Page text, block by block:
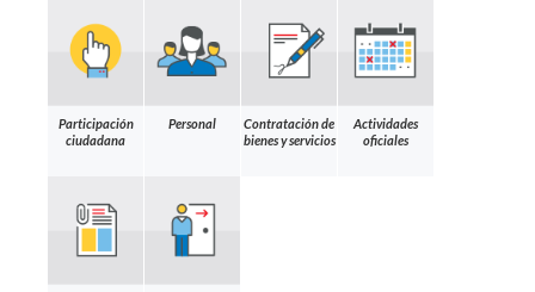
Participación
ciudadana
Personal
Contratación de
bienes y servicios
Actividades
oficiales